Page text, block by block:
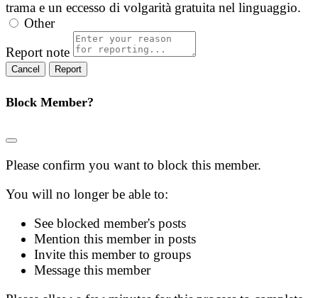
trama e un eccesso di volgarità gratuita nel linguaggio.
Other
Report note
Report
Block Member?
Please confirm you want to block this member.
You will no longer be able to:
See blocked member's posts
Mention this member in posts
Invite this member to groups
Message this member